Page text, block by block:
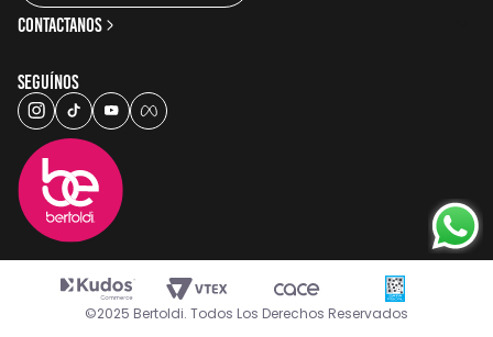
Contactanos
Seguínos
©2025 Bertoldi. Todos Los Derechos Reservados